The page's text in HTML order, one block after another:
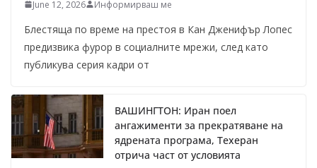
June 12, 2026 Информирваш ме
Блестяща по време на престоя в Кан Дженифър Лопес
предизвика фурор в социалните мрежи, след като
публикува серия кадри от
ВАШИНГТОН: Иран поел
ангажименти за прекратяване на
ядрената програма, Техеран
отрича част от условията